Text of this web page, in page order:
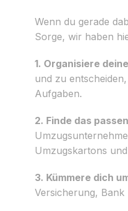
Wenn du gerade
Sorge, wir haben
1. Organisiere
und zu
Aufgaben.
2. Finde das
Umzugskartons
3. Kümmere dich
Versicherung,